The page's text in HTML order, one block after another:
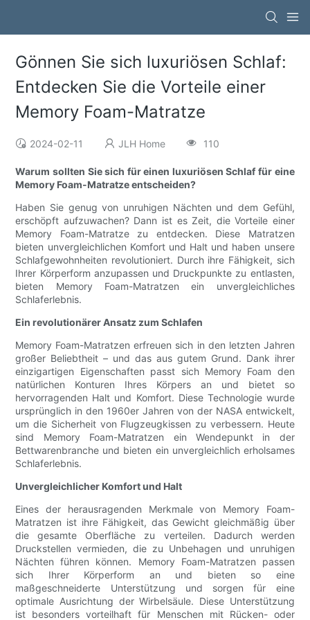
Gönnen Sie sich luxuriösen Schlaf:
Entdecken Sie die Vorteile einer
Memory Foam-Matratze
2024-02-11 JLH Home 110
Warum sollten Sie sich für einen luxuriösen Schlaf für eine
Memory Foam-Matratze entscheiden?
Haben Sie genug von unruhigen Nächten und dem Gefühl,
erschöpft aufzuwachen? Dann ist es Zeit, die Vorteile einer
Memory Foam-Matratze zu entdecken. Diese Matratzen
bieten unvergleichlichen Komfort und Halt und haben unsere
Schlafgewohnheiten revolutioniert. Durch ihre Fähigkeit, sich
Ihrer Körperform anzupassen und Druckpunkte zu entlasten,
bieten Memory Foam-Matratzen ein unvergleichliches
Schlaferlebnis.
Ein revolutionärer Ansatz zum Schlafen
Memory Foam-Matratzen erfreuen sich in den letzten Jahren
großer Beliebtheit – und das aus gutem Grund. Dank ihrer
einzigartigen Eigenschaften passt sich Memory Foam den
natürlichen Konturen Ihres Körpers an und bietet so
hervorragenden Halt und Komfort. Diese Technologie wurde
ursprünglich in den 1960er Jahren von der NASA entwickelt,
um die Sicherheit von Flugzeugkissen zu verbessern. Heute
sind Memory Foam-Matratzen ein Wendepunkt in der
Bettwarenbranche und bieten ein unvergleichlich erholsames
Schlaferlebnis.
Unvergleichlicher Komfort und Halt
Eines der herausragenden Merkmale von Memory Foam-
Matratzen ist ihre Fähigkeit, das Gewicht gleichmäßig über
die gesamte Oberfläche zu verteilen. Dadurch werden
Druckstellen vermieden, die zu Unbehagen und unruhigen
Nächten führen können. Memory Foam-Matratzen passen
sich Ihrer Körperform an und bieten so eine
maßgeschneiderte Unterstützung und sorgen für eine
optimale Ausrichtung der Wirbelsäule. Diese Unterstützung
ist besonders vorteilhaft für Menschen mit Rücken- oder